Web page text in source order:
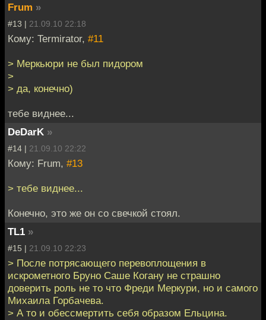
Frum »
#13 | 21.09.10 22:18
Кому: Termirator, #11
> Меркьюри не был пидором
>
> да, конечно)
тебе виднее...
DeDarK »
#14 | 21.09.10 22:22
Кому: Frum, #13
> тебе виднее...
Конечно, это же он со свечкой стоял.
TL1 »
#15 | 21.09.10 22:23
> После потрясающего перевоплощения в
искрометного Бруно Саше Когану не страшно
доверить роль не то что Фреди Меркури, но и самого
Михаила Горбачева.
> А то и обессмертить себя образом Ельцина.